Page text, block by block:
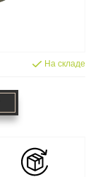
На складе